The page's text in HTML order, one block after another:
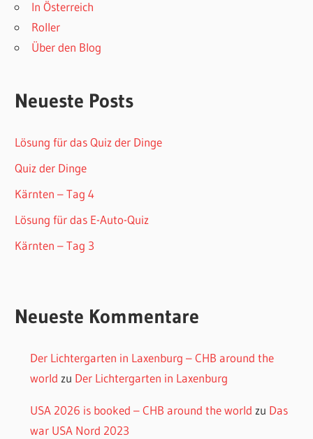
In Österreich
Roller
Über den Blog
Neueste Posts
Lösung für das Quiz der Dinge
Quiz der Dinge
Kärnten – Tag 4
Lösung für das E-Auto-Quiz
Kärnten – Tag 3
Neueste Kommentare
Der Lichtergarten in Laxenburg – CHB around the
world zu Der Lichtergarten in Laxenburg
USA 2026 is booked – CHB around the world zu Das
war USA Nord 2023